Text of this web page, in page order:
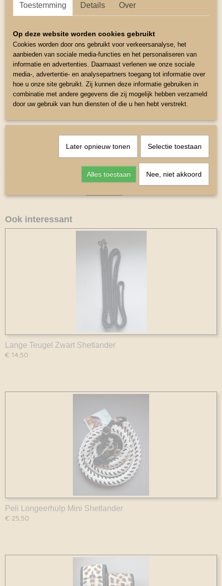
Omschrijving
Setje Tuigonderlegger en Peesbeschermers.
Tuigonderlegger
Borstonderlegger is 81cm bij 11cm
Schoftonderlegger is 69cm bij 12 cm
Kleur Zwart.
De harde schaal is 14 hoog
Ook interessant
Lange Teugel Zwart Shetlander
€ 14,50
Peli Longeerhulp Mini Shetlander
€ 25,50
Toestemming Details Over
Op deze website worden cookies gebruikt
Cookies worden door ons gebruikt voor verkeersanalyse, het
aanbieden van sociale media-functies en het personaliseren van
informatie en advertenties. Daarnaast verlenen we onze sociale
media-, advertentie- en analysepartners toegang tot informatie over
hoe u onze site gebruikt. Zij kunnen deze informatie gebruiken in
combinatie met andere gegevens die zij mogelijk hebben verzameld
door uw gebruik van hun diensten of die u hen hebt verstrekt.
Later opnieuw tonen Selectie toestaan
Alles toestaan Nee, niet akkoord